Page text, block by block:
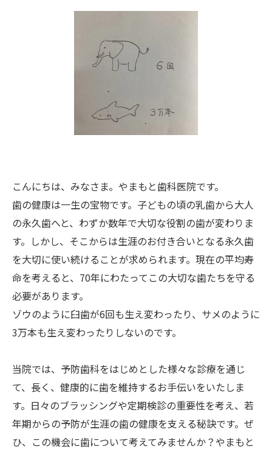
こんにちは、みなさま。やまもと歯科医院です。
歯の健康は一生の宝物です。子どもの頃の乳歯から大人
の永久歯へと、わずか数年で大切な役割の歯が変わりま
す。しかし、そこからは生涯のお付き合いとなる永久歯
を大切に使い続けることが求められます。現在の平均寿
命を考えると、70年にわたってこの大切な歯たちを守る
必要があります。
ゾウのように臼歯が6回も生え変わったり、サメのように
3万本も生え変わったりしないのです。
当院では、予防歯科をはじめとした様々な診療を通じ
て、長く、健康的に歯を維持するお手伝いをいたしま
す。日々のブラッシングや定期検診の重要性を考え、若
年期からの予防が生涯の歯の健康を支える秘訣です。ぜ
ひ、この機会に歯について考えてみませんか？やまもと